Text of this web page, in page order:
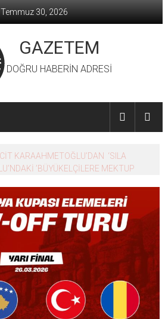
30, 2026
GAZETEM
DOĞRU HABERİN ADRESİ
KARAAHMETOĞLU’DAN ‘SILA
’BÜYÜKELÇİLERE MEKTUP